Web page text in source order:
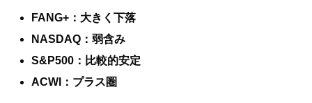
FANG+：大きく下落
NASDAQ：弱含み
S&P500：比較的安定
ACWI：プラス圏